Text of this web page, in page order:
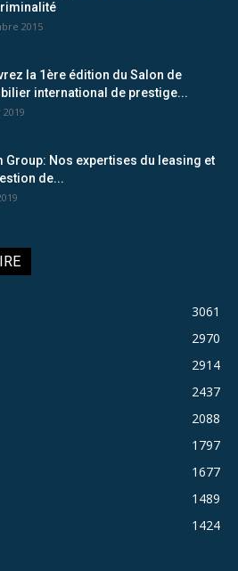
2015
la 1ère édition du Salon de
international de prestige...
Group: Nos expertises du leasing et
de...
3061
2970
2914
2437
2088
1797
1677
1489
1424